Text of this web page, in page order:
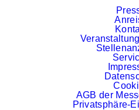
AGB der
Privatsphäre-